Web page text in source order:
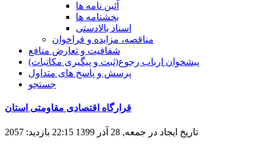
آئین نامه ها
بخشنامه ها
اسناد بالادستی
مناقصه، مزایده و فراخوان
شفافیت و تعارض منافع
پیشخوان ارباب رجوع(ثبت و پیگیری مکاتبات)
پرسش و پاسخ های متداول
جستجو
قرارگاه اقتصادی مقاومتی استان
تاریخ ایجاد در جمعه, 28 آذر 1399 22:15 بازدید: 2057